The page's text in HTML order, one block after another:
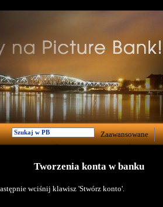
Zaawansowane
Tworzenia konta w banku
wciśnij klawisz 'Stwórz konto'.